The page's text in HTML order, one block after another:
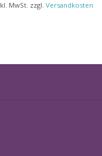
MwSt. zzgl. Versandkosten